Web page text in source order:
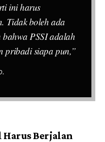
ini harus
Tidak boleh ada
bahwa PSSI adalah
pribadi siapa pun,”
Harus Berjalan